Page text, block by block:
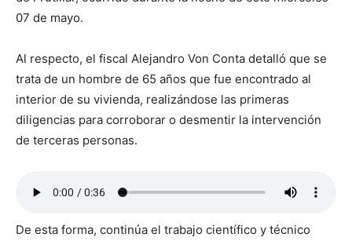
07 de mayo.
Al respecto, el fiscal Alejandro Von Conta detalló que se
trata de un hombre de 65 años que fue encontrado al
interior de su vivienda, realizándose las primeras
diligencias para corroborar o desmentir la intervención
de terceras personas.
De esta forma, continúa el trabajo científico y técnico